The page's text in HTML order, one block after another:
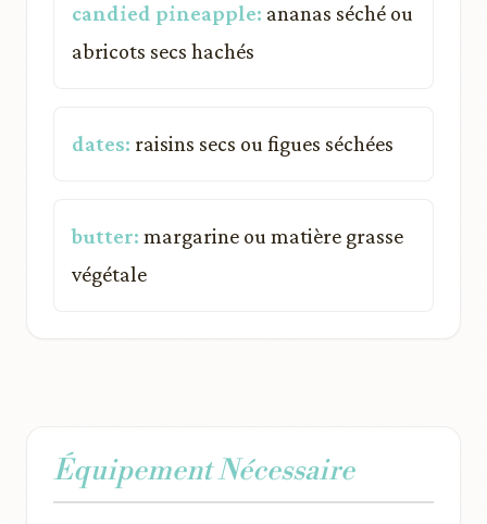
candied pineapple: ananas séché ou
abricots secs hachés
dates: raisins secs ou figues séchées
butter: margarine ou matière grasse
végétale
Équipement Nécessaire